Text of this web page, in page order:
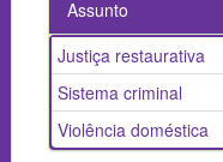
Assunto
Justiça restaurativa
Sistema criminal
Violência doméstica